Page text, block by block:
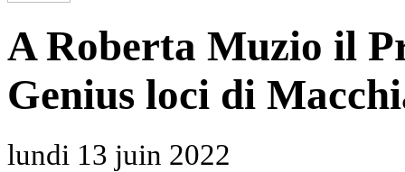
A Roberta Muzio il
Genius loci di
lundi 13 juin 2022